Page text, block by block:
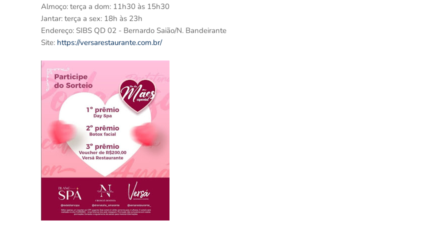
Almoço: terça a dom: 11h30 às 15h30
Jantar: terça a sex: 18h às 23h
Endereço: SIBS QD 02 - Bernardo Saião/N. Bandeirante
Site: https://versarestaurante.com.br/